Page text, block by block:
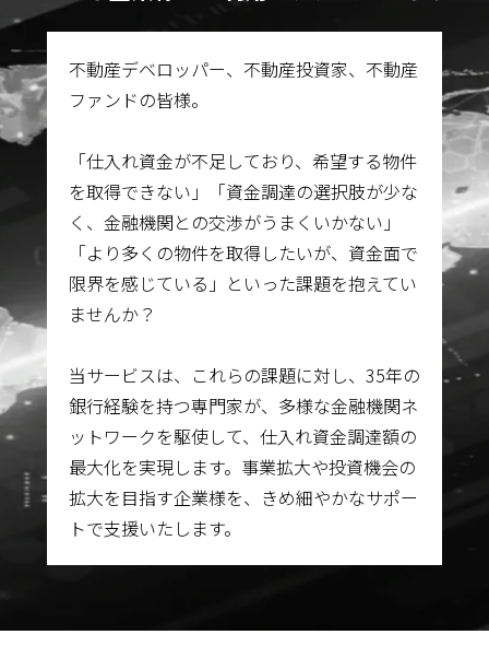
不動産デベロッパー、不動産投資家、不動産
ファンドの皆様。
「仕入れ資金が不足しており、希望する物件
を取得できない」「資金調達の選択肢が少な
く、金融機関との交渉がうまくいかない」
「より多くの物件を取得したいが、資金面で
限界を感じている」といった課題を抱えてい
ませんか？
当サービスは、これらの課題に対し、35年の
銀行経験を持つ専門家が、多様な金融機関ネ
ットワークを駆使して、仕入れ資金調達額の
最大化を実現します。事業拡大や投資機会の
拡大を目指す企業様を、きめ細やかなサポー
トで支援いたします。